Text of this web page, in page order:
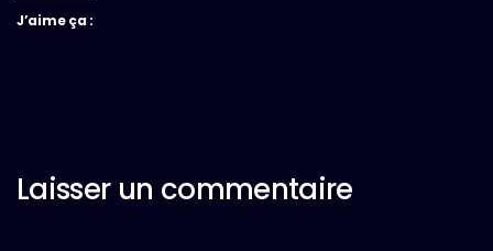
J’aime ça :
Laisser un commentaire